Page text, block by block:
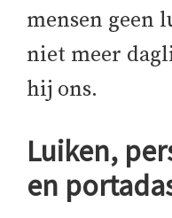
mensen geen
niet meer
hij ons.
Luiken,
en